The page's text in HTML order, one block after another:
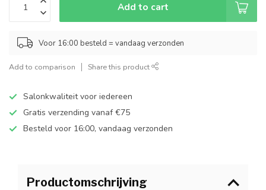
Add to cart
Voor 16:00 besteld = vandaag verzonden
Add to comparison Share this product
Salonkwaliteit voor iedereen
Gratis verzending vanaf €75
Besteld voor 16:00, vandaag verzonden
Productomschrijving